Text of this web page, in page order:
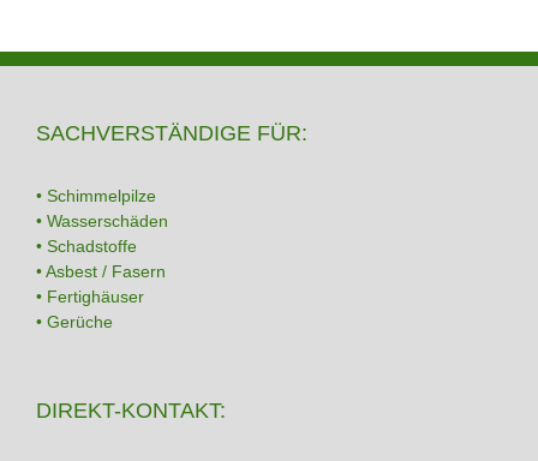
SACHVERSTÄNDIGE FÜR:
• Schimmelpilze
• Wasserschäden
• Schadstoffe
• Asbest / Fasern
• Fertighäuser
• Gerüche
DIREKT-KONTAKT: